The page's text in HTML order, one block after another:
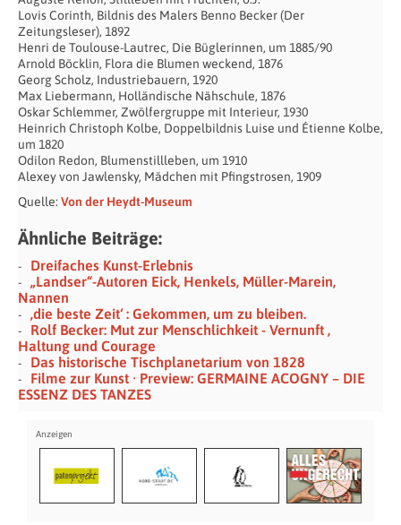
Lovis Corinth, Bildnis des Malers Benno Becker (Der
Zeitungsleser), 1892
Henri de Toulouse-Lautrec, Die Büglerinnen, um 1885/90
Arnold Böcklin, Flora die Blumen weckend, 1876
Georg Scholz, Industriebauern, 1920
Max Liebermann, Holländische Nähschule, 1876
Oskar Schlemmer, Zwölfergruppe mit Interieur, 1930
Heinrich Christoph Kolbe, Doppelbildnis Luise und Étienne Kolbe,
um 1820
Odilon Redon, Blumenstillleben, um 1910
Alexey von Jawlensky, Mädchen mit Pfingstrosen, 1909
Quelle: Von der Heydt-Museum
Ähnliche Beiträge:
Dreifaches Kunst-Erlebnis
„Landser“-Autoren Eick, Henkels, Müller-Marein,
Nannen
‚die beste Zeit‘ : Gekommen, um zu bleiben.
Rolf Becker: Mut zur Menschlichkeit - Vernunft ,
Haltung und Courage
Das historische Tischplanetarium von 1828
Filme zur Kunst · Preview: GERMAINE ACOGNY – DIE
ESSENZ DES TANZES